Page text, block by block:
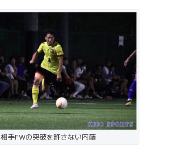
相手FWの突破を許さない内藤